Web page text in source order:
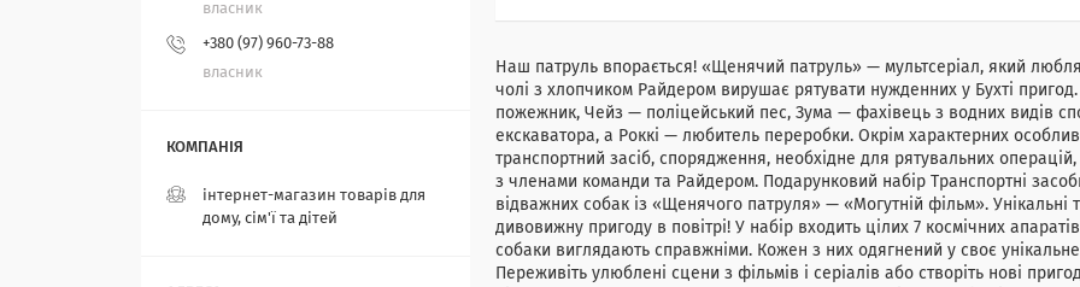
Наш патруль впорається! «Щенячий патруль» — мультсеріал, який
чолі з хлопчиком Райдером вирушає рятувати нужденних у Бухті
пожежник, Чейз — поліцейський пес, Зума — фахівець з водних видів
екскаватора, а Роккі — любитель переробки. Окрім характерних
транспортний засіб, спорядження, необхідне для рятувальних
з членами команди та Райдером. Подарунковий набір Транспортні
відважних собак із «Щенячого патруля» — «Могутній фільм». Унікальні
дивовижну пригоду в повітрі! У набір входить цілих 7 космічних
собаки виглядають справжніми. Кожен з них одягнений у своє
Переживіть улюблені сцени з фільмів і серіалів або створіть нові
власник
+380 (97) 960-73-88
власник
інтернет-магазин товарів для
дому, сім'ї та дітей